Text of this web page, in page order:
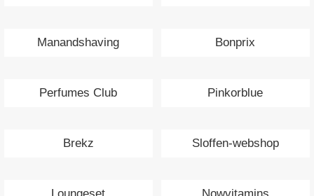
Manandshaving Bonprix
Perfumes Club Pinkorblue
Brekz Sloffen-webshop